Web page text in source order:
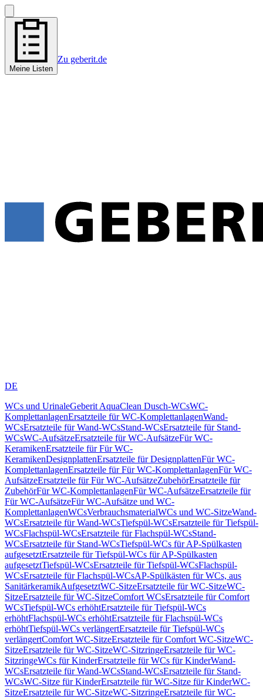
Meine Listen
Zu geberit.de
DE
WCs und UrinaleGeberit AquaClean Dusch-WCsWC-
KomplettanlagenErsatzteile für WC-KomplettanlagenWand-
WCsErsatzteile für Wand-WCsStand-WCsErsatzteile für Stand-
WCsWC-AufsätzeErsatzteile für WC-AufsätzeFür WC-
KeramikenErsatzteile für Für WC-
KeramikenDesignplattenErsatzteile für DesignplattenFür WC-
KomplettanlagenErsatzteile für Für WC-KomplettanlagenFür WC-
AufsätzeErsatzteile für Für WC-AufsätzeZubehörErsatzteile für
ZubehörFür WC-KomplettanlagenFür WC-AufsätzeErsatzteile für
Für WC-AufsätzeFür WC-Aufsätze und WC-
KomplettanlagenWCsVerbrauchsmaterialWCs und WC-SitzeWand-
WCsErsatzteile für Wand-WCsTiefspül-WCsErsatzteile für Tiefspül-
WCsFlachspül-WCsErsatzteile für Flachspül-WCsStand-
WCsErsatzteile für Stand-WCsTiefspül-WCs für AP-Spülkasten
aufgesetztErsatzteile für Tiefspül-WCs für AP-Spülkasten
aufgesetztTiefspül-WCsErsatzteile für Tiefspül-WCsFlachspül-
WCsErsatzteile für Flachspül-WCsAP-Spülkästen für WCs, aus
SanitärkeramikAufgesetztWC-SitzeErsatzteile für WC-SitzeWC-
SitzeErsatzteile für WC-SitzeComfort WCsErsatzteile für Comfort
WCsTiefspül-WCs erhöhtErsatzteile für Tiefspül-WCs
erhöhtFlachspül-WCs erhöhtErsatzteile für Flachspül-WCs
erhöhtTiefspül-WCs verlängertErsatzteile für Tiefspül-WCs
verlängertComfort WC-SitzeErsatzteile für Comfort WC-SitzeWC-
SitzeErsatzteile für WC-SitzeWC-SitzringeErsatzteile für WC-
SitzringeWCs für KinderErsatzteile für WCs für KinderWand-
WCsErsatzteile für Wand-WCsStand-WCsErsatzteile für Stand-
WCsWC-Sitze für KinderErsatzteile für WC-Sitze für KinderWC-
SitzeErsatzteile für WC-SitzeWC-SitzringeErsatzteile für WC-